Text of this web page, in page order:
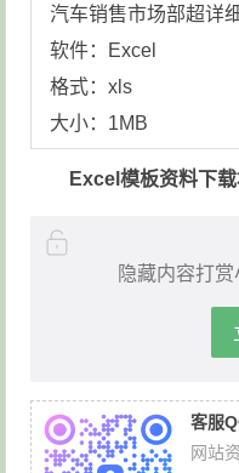
汽车销售市场部超详
软件：Excel
格式：xls
大小：1MB
Excel模板资料下载
隐藏内容打赏
客服
网站